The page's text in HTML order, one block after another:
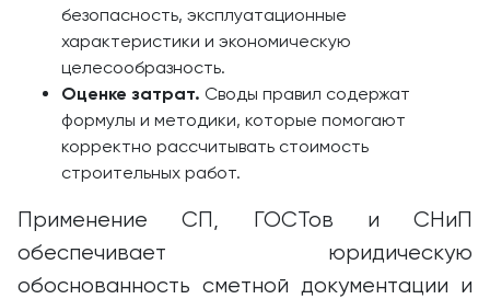
безопасность, эксплуатационные
характеристики и экономическую
целесообразность.
Оценке затрат. Своды правил содержат
формулы и методики, которые помогают
корректно рассчитывать стоимость
строительных работ.
Применение СП, ГОСТов и СНиП
обеспечивает юридическую
обоснованность сметной документации и